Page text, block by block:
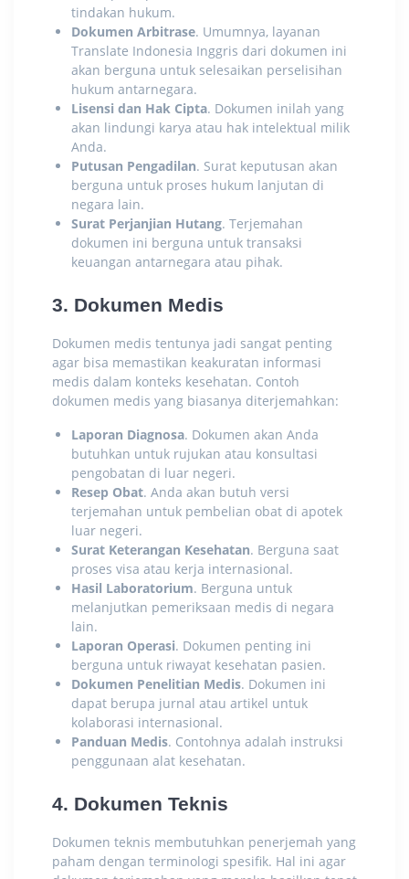
tindakan hukum.
Dokumen Arbitrase. Umumnya, layanan
Translate Indonesia Inggris dari dokumen ini
akan berguna untuk selesaikan perselisihan
hukum antarnegara.
Lisensi dan Hak Cipta. Dokumen inilah yang
akan lindungi karya atau hak intelektual milik
Anda.
Putusan Pengadilan. Surat keputusan akan
berguna untuk proses hukum lanjutan di
negara lain.
Surat Perjanjian Hutang. Terjemahan
dokumen ini berguna untuk transaksi
keuangan antarnegara atau pihak.
3. Dokumen Medis
Dokumen medis tentunya jadi sangat penting
agar bisa memastikan keakuratan informasi
medis dalam konteks kesehatan. Contoh
dokumen medis yang biasanya diterjemahkan:
Laporan Diagnosa. Dokumen akan Anda
butuhkan untuk rujukan atau konsultasi
pengobatan di luar negeri.
Resep Obat. Anda akan butuh versi
terjemahan untuk pembelian obat di apotek
luar negeri.
Surat Keterangan Kesehatan. Berguna saat
proses visa atau kerja internasional.
Hasil Laboratorium. Berguna untuk
melanjutkan pemeriksaan medis di negara
lain.
Laporan Operasi. Dokumen penting ini
berguna untuk riwayat kesehatan pasien.
Dokumen Penelitian Medis. Dokumen ini
dapat berupa jurnal atau artikel untuk
kolaborasi internasional.
Panduan Medis. Contohnya adalah instruksi
penggunaan alat kesehatan.
4. Dokumen Teknis
Dokumen teknis membutuhkan penerjemah yang
paham dengan terminologi spesifik. Hal ini agar